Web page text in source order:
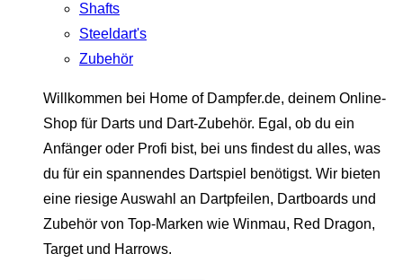
Shafts
Steeldart's
Zubehör
Willkommen bei Home of Dampfer.de, deinem Online-
Shop für Darts und Dart-Zubehör. Egal, ob du ein
Anfänger oder Profi bist, bei uns findest du alles, was
du für ein spannendes Dartspiel benötigst. Wir bieten
eine riesige Auswahl an Dartpfeilen, Dartboards und
Zubehör von Top-Marken wie Winmau, Red Dragon,
Target und Harrows.